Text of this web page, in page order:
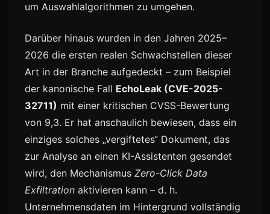
um Auswahlalgorithmen zu umgehen.
Darüber hinaus wurden in den Jahren 2025–
2026 die ersten realen Schwachstellen dieser
Art in der Branche aufgedeckt – zum Beispiel
der kanonische Fall EchoLeak (CVE-2025-
32711) mit einer kritischen CVSS-Bewertung
von 9,3. Er hat anschaulich bewiesen, dass ein
einziges solches „vergiftetes“ Dokument, das
zur Analyse an einen KI-Assistenten gesendet
wird, den Mechanismus Zero-Click Data
Exfiltration aktivieren kann – d. h.
Unternehmensdaten im Hintergrund vollständig